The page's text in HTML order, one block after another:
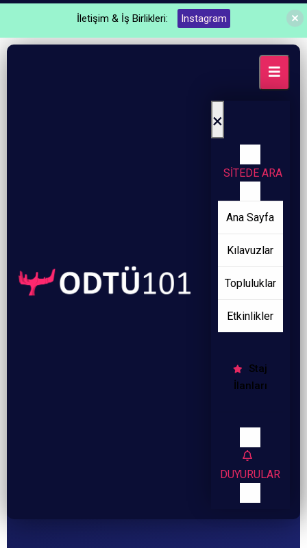
×
SİTEDE ARA
Ana Sayfa
Kılavuzlar
Topluluklar
Etkinlikler
Staj
İlanları
DUYURULAR
İletişim & İş Birlikleri: Instagram